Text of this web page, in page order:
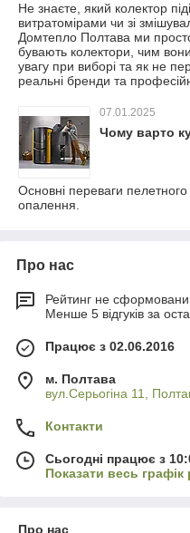
Не знаєте, який колектор
витратомірами чи зі
Домтепло Полтава ми
бувають колектори, чим
увагу при виборі та як не
реальні бренди та
07.01.2025
Чому варто
Основні переваги
опалення.
Про нас
Рейтинг не
Менше 5 відгуків за
Працює з 02.06.2016
м. Полтава
вул.Серьогіна 11,
Контакти
Сьогодні працює з
Показати весь графік
Про нас